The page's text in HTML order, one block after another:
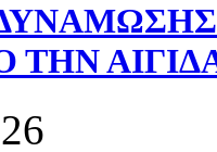
ΤΗΝ